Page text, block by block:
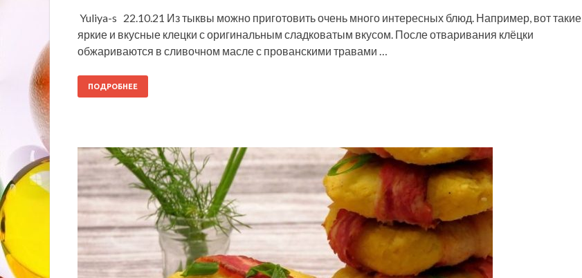
Yuliya-s 22.10.21 Из тыквы можно приготовить очень много интересных блюд. Например, вот такие
яркие и вкусные клецки с оригинальным сладковатым вкусом. После отваривания клёцки
обжариваются в сливочном масле с прованскими травами …
ПОДРОБНЕЕ